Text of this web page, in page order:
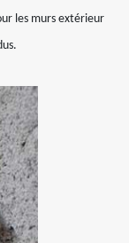
les murs extérieur